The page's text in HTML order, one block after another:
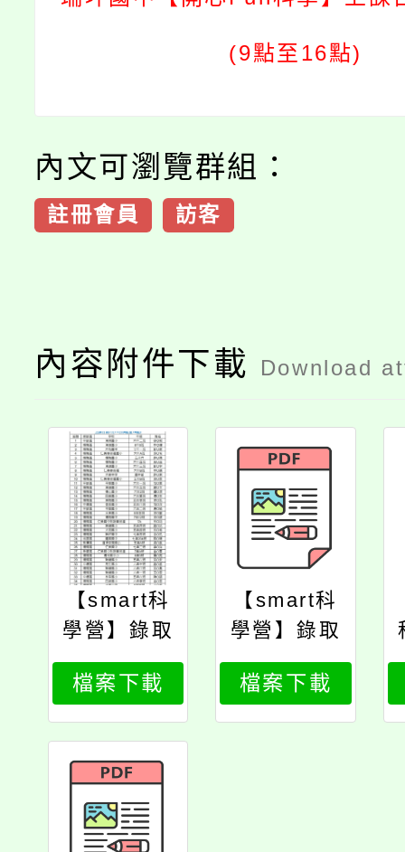
(9點至16點)
內文可瀏覽群組：
註冊會員 訪客
內容附件下載 Download
【smart科
學營】錄取
名單
檔案下載
【smart科
學營】錄取
名單
檔案下載